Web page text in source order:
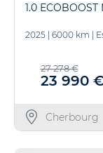
1.0 ECOBOOST
2025 6000 km
27 278 €
23 990
Cherbourg